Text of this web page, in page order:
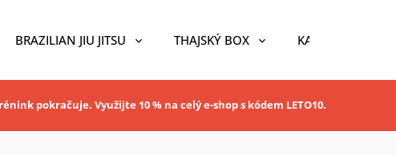
BRAZILIAN JIU JITSU THAJSKÝ BOX KARATE
pokračuje. Využijte 10 % na celý e-shop s kódem LETO10.